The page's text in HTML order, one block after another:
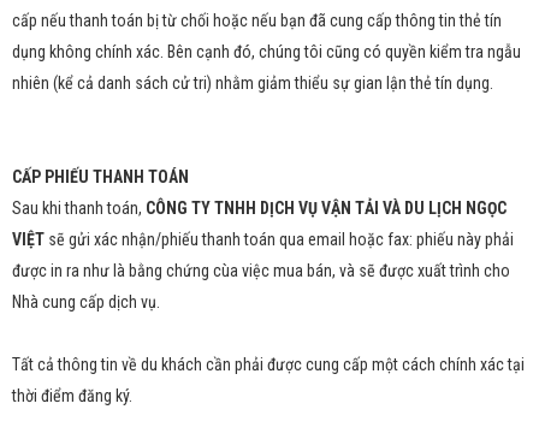
cấp nếu thanh toán bị từ chối hoặc nếu bạn đã cung cấp thông tin thẻ tín
dụng không chính xác. Bên cạnh đó, chúng tôi cũng có quyền kiểm tra ngẫu
nhiên (kể cả danh sách cử tri) nhằm giảm thiểu sự gian lận thẻ tín dụng.
CẤP PHIẾU THANH TOÁN
Sau khi thanh toán, CÔNG TY TNHH DỊCH VỤ VẬN TẢI VÀ DU LỊCH NGỌC
VIỆT sẽ gửi xác nhận/phiếu thanh toán qua email hoặc fax: phiếu này phải
được in ra như là bằng chứng cùa việc mua bán, và sẽ được xuất trình cho
Nhà cung cấp dịch vụ.
Tất cả thông tin về du khách cần phải được cung cấp một cách chính xác tại
thời điểm đăng ký.